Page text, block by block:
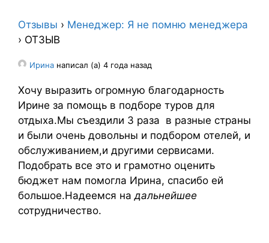
Отзывы › Менеджер: Я не помню менеджера
› ОТЗЫВ
Ирина написал (а) 4 года назад
Хочу выразить огромную благодарность
Ирине за помощь в подборе туров для
отдыха.Мы съездили 3 раза в разные страны
и были очень довольны и подбором отелей, и
обслуживанием,и другими сервисами.
Подобрать все это и грамотно оценить
бюджет нам помогла Ирина, спасибо ей
большое.Надеемся надальнейшее
сотрудничество.